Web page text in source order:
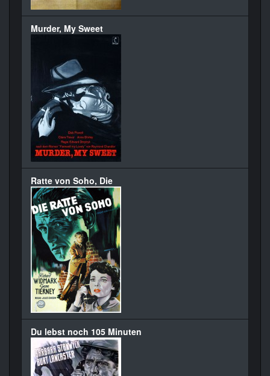
Murder, My Sweet
Ratte von Soho, Die
Du lebst noch 105 Minuten